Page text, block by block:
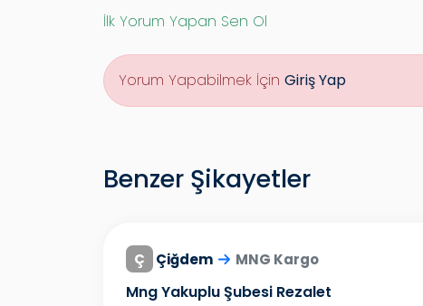
İlk Yorum Yapan Sen Ol
Yorum Yapabilmek İçin Giriş Yap
Benzer Şikayetler
Ç Çiğdem MNG Kargo
Mng Yakuplu Şubesi Rezalet